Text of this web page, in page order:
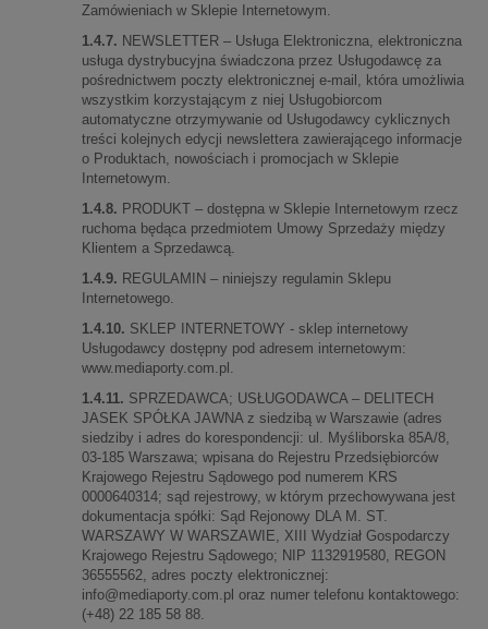
Zamówieniach w Sklepie Internetowym.
1.4.7. NEWSLETTER – Usługa Elektroniczna, elektroniczna
usługa dystrybucyjna świadczona przez Usługodawcę za
pośrednictwem poczty elektronicznej e-mail, która umożliwia
wszystkim korzystającym z niej Usługobiorcom
automatyczne otrzymywanie od Usługodawcy cyklicznych
treści kolejnych edycji newslettera zawierającego informacje
o Produktach, nowościach i promocjach w Sklepie
Internetowym.
1.4.8. PRODUKT – dostępna w Sklepie Internetowym rzecz
ruchoma będąca przedmiotem Umowy Sprzedaży między
Klientem a Sprzedawcą.
1.4.9. REGULAMIN – niniejszy regulamin Sklepu
Internetowego.
1.4.10. SKLEP INTERNETOWY - sklep internetowy
Usługodawcy dostępny pod adresem internetowym:
www.mediaporty.com.pl.
1.4.11. SPRZEDAWCA; USŁUGODAWCA – DELITECH
JASEK SPÓŁKA JAWNA z siedzibą w Warszawie (adres
siedziby i adres do korespondencji: ul. Myśliborska 85A/8,
03-185 Warszawa; wpisana do Rejestru Przedsiębiorców
Krajowego Rejestru Sądowego pod numerem KRS
0000640314; sąd rejestrowy, w którym przechowywana jest
dokumentacja spółki: Sąd Rejonowy DLA M. ST.
WARSZAWY W WARSZAWIE, XIII Wydział Gospodarczy
Krajowego Rejestru Sądowego; NIP 1132919580, REGON
36555562, adres poczty elektronicznej:
info@mediaporty.com.pl oraz numer telefonu kontaktowego:
(+48) 22 185 58 88.